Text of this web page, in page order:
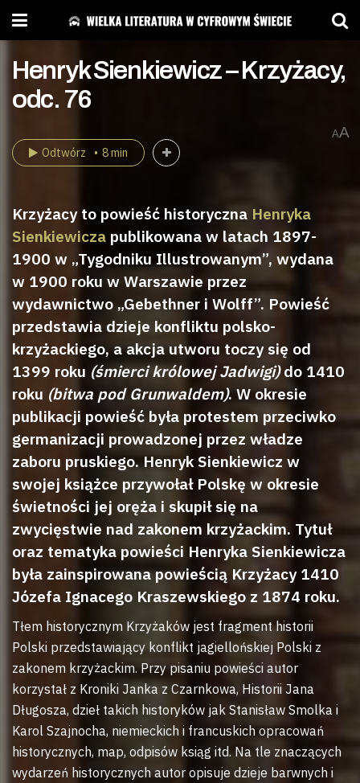
Henryk Sienkiewicz – Krzyżacy,
odc. 76
AA
Odtwórz 8 min
Krzyżacy to powieść historyczna Henryka
Sienkiewicza publikowana w latach 1897-
1900 w „Tygodniku Illustrowanym”, wydana
w 1900 roku w Warszawie przez
wydawnictwo „Gebethner i Wolff”. Powieść
przedstawia dzieje konfliktu polsko-
krzyżackiego, a akcja utworu toczy się od
1399 roku (śmierci królowej Jadwigi)do 1410
roku (bitwa pod Grunwaldem). W okresie
publikacji powieść była protestem przeciwko
germanizacji prowadzonej przez władze
zaboru pruskiego. Henryk Sienkiewicz w
swojej książce przywołał Polskę w okresie
świetności jej oręża i skupił się na
zwycięstwie nad zakonem krzyżackim. Tytuł
oraz tematyka powieści Henryka Sienkiewicza
była zainspirowana powieścią Krzyżacy 1410
Józefa Ignacego Kraszewskiego z 1874 roku.
Tłem historycznym Krzyżaków jest fragment historii
Polski przedstawiający konflikt jagiellońskiej Polski z
zakonem krzyżackim. Przy pisaniu powieści autor
korzystał z Kroniki Janka z Czarnkowa, Historii Jana
Długosza, dzieł takich historyków jak Stanisław Smolka i
Karol Szajnocha, niemieckich i francuskich opracowań
historycznych, map, odpisów ksiąg itd. Na tle znaczących
wydarzeń historycznych autor opisuje dzieje barwnych i